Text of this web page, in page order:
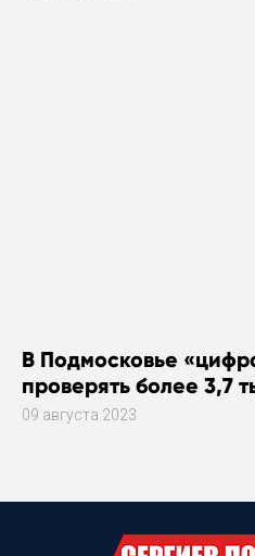
В Подмосковье
проверять более 3,7
09 августа 2023